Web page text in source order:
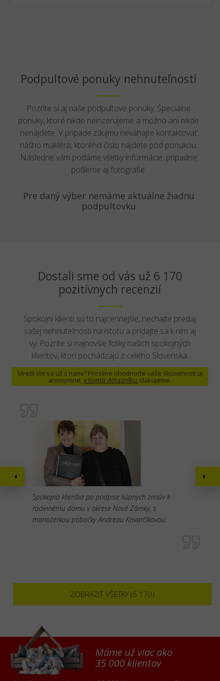
Podpultové ponuky nehnuteľností
Pozrite si aj naše podpultové ponuky. Špeciálne
ponuky, ktoré nikde neinzerujeme a možno ani nikde
nenájdete. V prípade záujmu neváhajte kontaktovať
nášho makléra, ktorého číslo nájdete pod ponukou.
Následne vám podáme všetky informácie, prípadne
pošleme aj fotografie.
Pre daný výber nemáme aktuálne žiadnu
podpultovku
Dostali sme od vás už 6 170
pozitívnych recenzií
Spokojní klienti sú to najcennejšie, nechajte predaj
vašej nehnuteľnosti na istotu a pridajte sa k ním aj
vy. Pozrite si najnovšie fotky našich spokojných
klientov, ktorí pochádzajú z celého Slovenska.
Stretli ste sa už s nami? Prosíme ohodnoťte vaše skúsenosti aj
anonymne,v tomto dotazníku, ďakujeme.
Spokojná klientka po podpise kúpnych zmlúv k
rodinnému domu v okrese Nové Zámky, s
manažérkou pobočky Andreou Kovarčíkovou.
ZOBRAZIŤ VŠETKY (6 170)
Máme už viac ako
35 000 klientov